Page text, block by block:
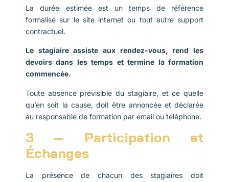
La durée estimée est un temps de référence
formalisé sur le site internet ou tout autre support
contractuel.
Le stagiaire assiste aux rendez-vous, rend les
devoirs dans les temps et termine la formation
commencée.
Toute absence prévisible du stagiaire, et ce quelle
qu’en soit la cause, doit être annoncée et déclarée
au responsable de formation par email ou téléphone.
3 — Participation et
Échanges
La présence de chacun des stagiaires doit